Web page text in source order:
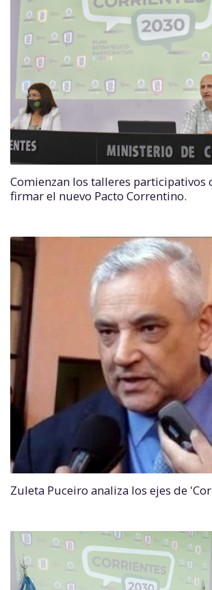
Comienzan los talleres participativos
firmar el nuevo Pacto Correntino.
Zuleta Puceiro analiza los ejes de